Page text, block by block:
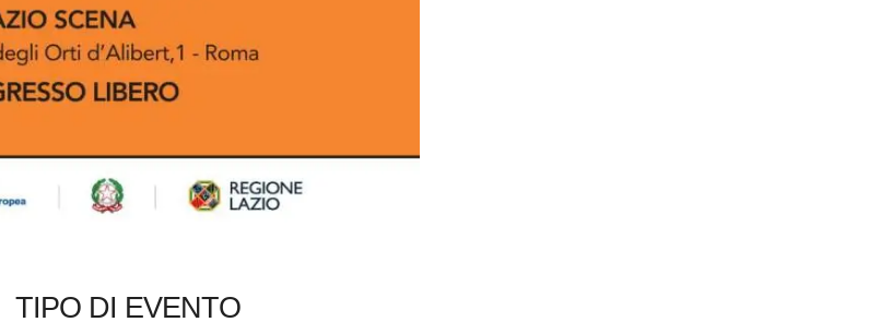
TIPO DI EVENTO